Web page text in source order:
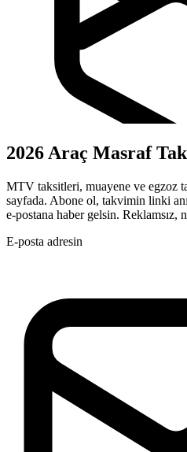
2026 Araç Masraf
MTV taksitleri, muayene ve egzoz
sayfada. Abone ol, takvimin linki
e-postana haber gelsin. Reklamsız,
E-posta adresin